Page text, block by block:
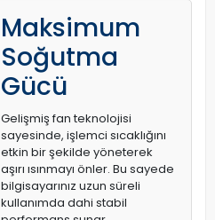
Maksimum
Soğutma
Gücü
Gelişmiş fan teknolojisi
sayesinde, işlemci sıcaklığını
etkin bir şekilde yöneterek
aşırı ısınmayı önler. Bu sayede
bilgisayarınız uzun süreli
kullanımda dahi stabil